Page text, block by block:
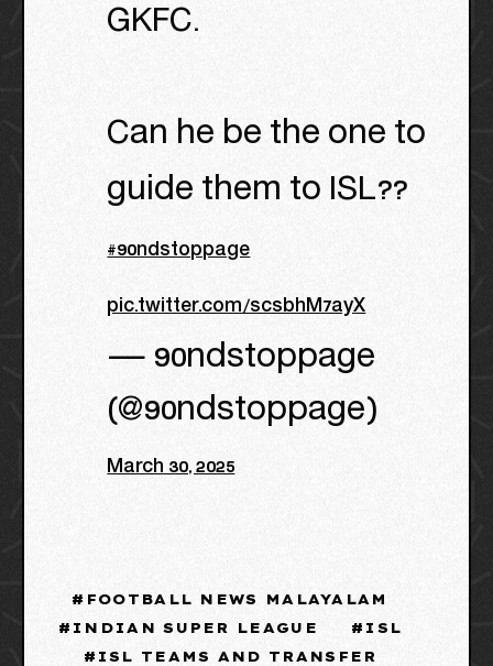
GKFC.
Can he be the one to
guide them to ISL??
#90ndstoppage
pic.twitter.com/scsbhM7ayX
— 90ndstoppage
(@90ndstoppage)
March 30, 2025
FOOTBALL NEWS MALAYALAM
INDIAN SUPER LEAGUE
ISL
ISL TEAMS AND TRANSFER